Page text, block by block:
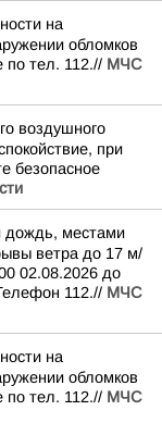
на
обломков
тел. 112.// МЧС
воздушного
при
безопасное
дождь, местами
ветра до 17 м/
02.08.2026 до
112.// МЧС
на
обломков
тел. 112.// МЧС